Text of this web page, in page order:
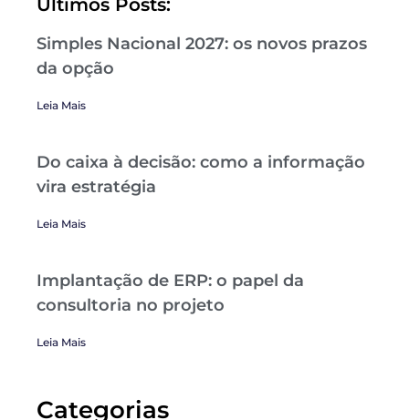
Últimos Posts:
Simples Nacional 2027: os novos prazos
da opção
Leia Mais
Do caixa à decisão: como a informação
vira estratégia
Leia Mais
Implantação de ERP: o papel da
consultoria no projeto
Leia Mais
Categorias